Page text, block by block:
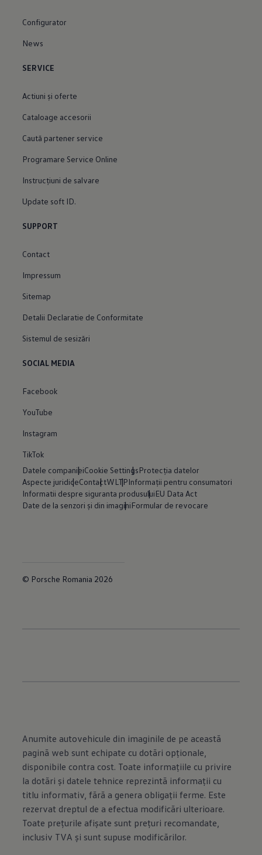
Configurator
News
SERVICE
Actiuni şi oferte
Cataloage accesorii
Caută partener service
Programare Service Online
Instrucțiuni de salvare
Update soft ID.
SUPPORT
Contact
Impressum
Sitemap
Detalii Declaratie de Conformitate
Sistemul de sesizări
SOCIAL MEDIA
Facebook
YouTube
Instagram
TikTok
Datele companieiCookie SettingsProtecția datelor
Aspecte juridiceContactWLTPInformații pentru consumatori
Informatii despre siguranta produsuluiEU Data Act
Date de la senzori și din imaginiFormular de revocare
© Porsche Romania 2026
Anumite autovehicule din imaginile de pe această
pagină web sunt echipate cu dotări opţionale,
disponibile contra cost. Toate informaţiile cu privire
la dotări şi datele tehnice reprezintă informaţii cu
titlu informativ, fără a genera obligaţii ferme. Este
rezervat dreptul de a efectua modificări ulterioare.
Toate preţurile afişate sunt preţuri recomandate,
inclusiv TVA şi sunt supuse modificărilor.